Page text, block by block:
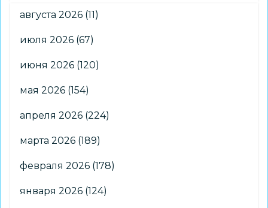
августа 2026 (11)
июля 2026 (67)
июня 2026 (120)
мая 2026 (154)
апреля 2026 (224)
марта 2026 (189)
февраля 2026 (178)
января 2026 (124)